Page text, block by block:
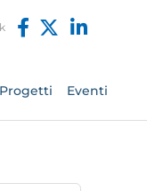
Progetti Eventi